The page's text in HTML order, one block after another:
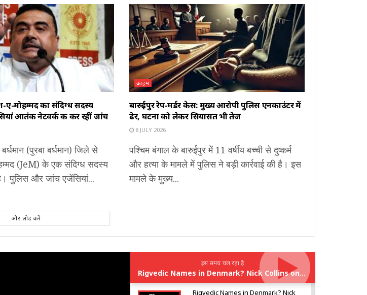
मोहम्मद का संदिग्ध सदस्य
आतंकी नेटवर्क की कर रहीं जांच
(पुरबा बर्धमान) जिले से
(JeM) के एक संदिग्ध सदस्य
पुलिस और जांच एजेंसियां...
क्राइम
बारुईपुर रेप-मर्डर केस: मुख्य आरोपी पुलिस एनकाउंटर में
ढेर, घटना को लेकर सियासत भी तेज
8 JULY 2026
पश्चिम बंगाल के बारुईपुर में 11 वर्षीय बच्ची से दुष्कर्म
और हत्या के मामले में पुलिस ने बड़ी कार्रवाई की है। इस
मामले के मुख्य...
और लोड करें
इस समय चल रहा है
Rigvedic Names in Denmark? Nick Collins on India’s Forgotten Links With Europe
Rigvedic Names in Denmark? Nick